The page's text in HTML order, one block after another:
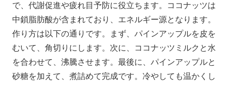
で、代謝促進や疲れ目予防に役立ちます。ココナッツは
中鎖脂肪酸が含まれており、エネルギー源となります。
作り方は以下の通りです。まず、パインアップルを皮を
むいて、角切りにします。次に、ココナッツミルクと水
を合わせて、沸騰させます。最後に、パインアップルと
砂糖を加えて、煮詰めて完成です。冷やしても温かくし